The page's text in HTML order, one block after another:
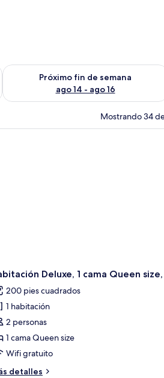
semana ago 7 - ago 9
Próximo fin de semana
ago 14 - ago 16
Consulta la disponibilidad para el
Mostrando 34
Deluxe, 1 cama Queen
200 pies cuadrados
1 habitación
2 personas
1 cama Queen size
Wifi gratuito
detalles